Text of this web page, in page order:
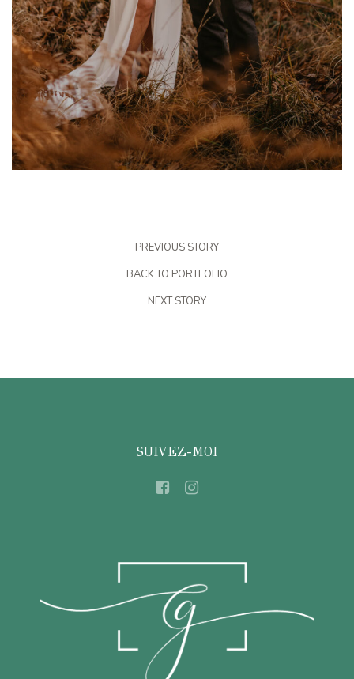
PREVIOUS STORY
BACK TO PORTFOLIO
NEXT STORY
SUIVEZ-MOI